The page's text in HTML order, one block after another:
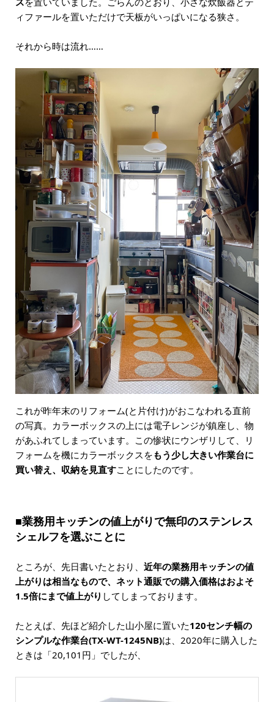
ィファールを置いただけで天板がいっぱいになる狭さ。
それから時は流れ……
これが昨年末のリフォーム(と片付け)がおこなわれる直前
の写真。カラーボックスの上には電子レンジが鎮座し、物
があふれてしまっています。この惨状にウンザリして、リ
フォームを機にカラーボックスをもう少し大きい作業台に
買い替え、収納を見直すことにしたのです。
■業務用キッチンの値上がりで無印のステンレス
シェルフを選ぶことに
ところが、先日書いたとおり、 近年の業務用キッチンの値
上がりは相当なもので、ネット通販での購入価格はおよそ
1.5倍にまで値上がり してしまっております。
たとえば、先ほど紹介した山小屋に置いた120センチ幅の
シンプルな作業台(TX-WT-1245NB)は、2020年に購入した
ときは「20,101円」でしたが、